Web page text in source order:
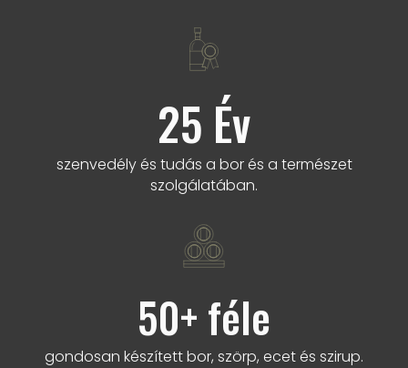
25 Év
szenvedély és tudás a bor és a természet
szolgálatában.
50+ féle
gondosan készített bor, szörp, ecet és szirup.